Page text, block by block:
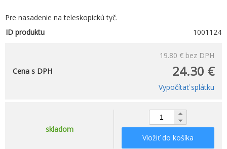
Pre nasadenie na teleskopickú tyč.
ID produktu
1001124
19.80 € bez DPH
24.30 €
Cena s DPH
Vypočítať splátku
skladom
Vložiť do košíka